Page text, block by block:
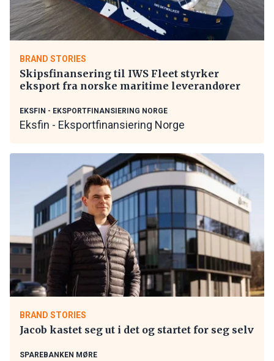
BRAND STORIES
Skipsfinansering til IWS Fleet styrker
eksport fra norske maritime leverandører
EKSFIN - EKSPORTFINANSIERING NORGE
Eksfin - Eksportfinansiering Norge
BRAND STORIES
Jacob kastet seg ut i det og startet for seg selv
SPAREBANKEN MØRE